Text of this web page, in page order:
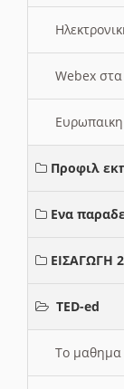
Webex
Προφιλ
Ενα
ΕΙΣΑΓΩΓΗ
TED-ed
Το μαθημα